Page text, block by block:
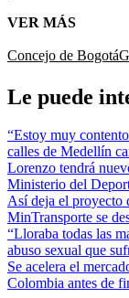
VER MÁS
Concejo de Bogotá
Le puede
“Estoy muy
calles de Medellín
Lorenzo tendrá
Ministerio del
Así deja el proyecto
MinTransporte se
“Lloraba todas las
abuso sexual que
Se acelera el
Colombia antes de